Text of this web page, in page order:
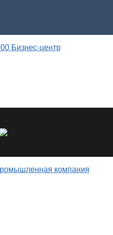
Бизнес-центр
компания